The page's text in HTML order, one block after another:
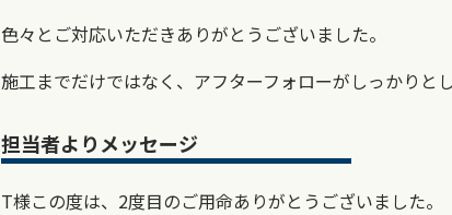
色々とご対応いただきありがとうございました。
施工までだけではなく、アフターフォローがしっかりと
担当者よりメッセージ
T様この度は、2度目のご用命ありがとうございました。